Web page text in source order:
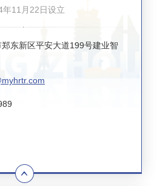
年11月22日设立
东新区平安大道199号建业智